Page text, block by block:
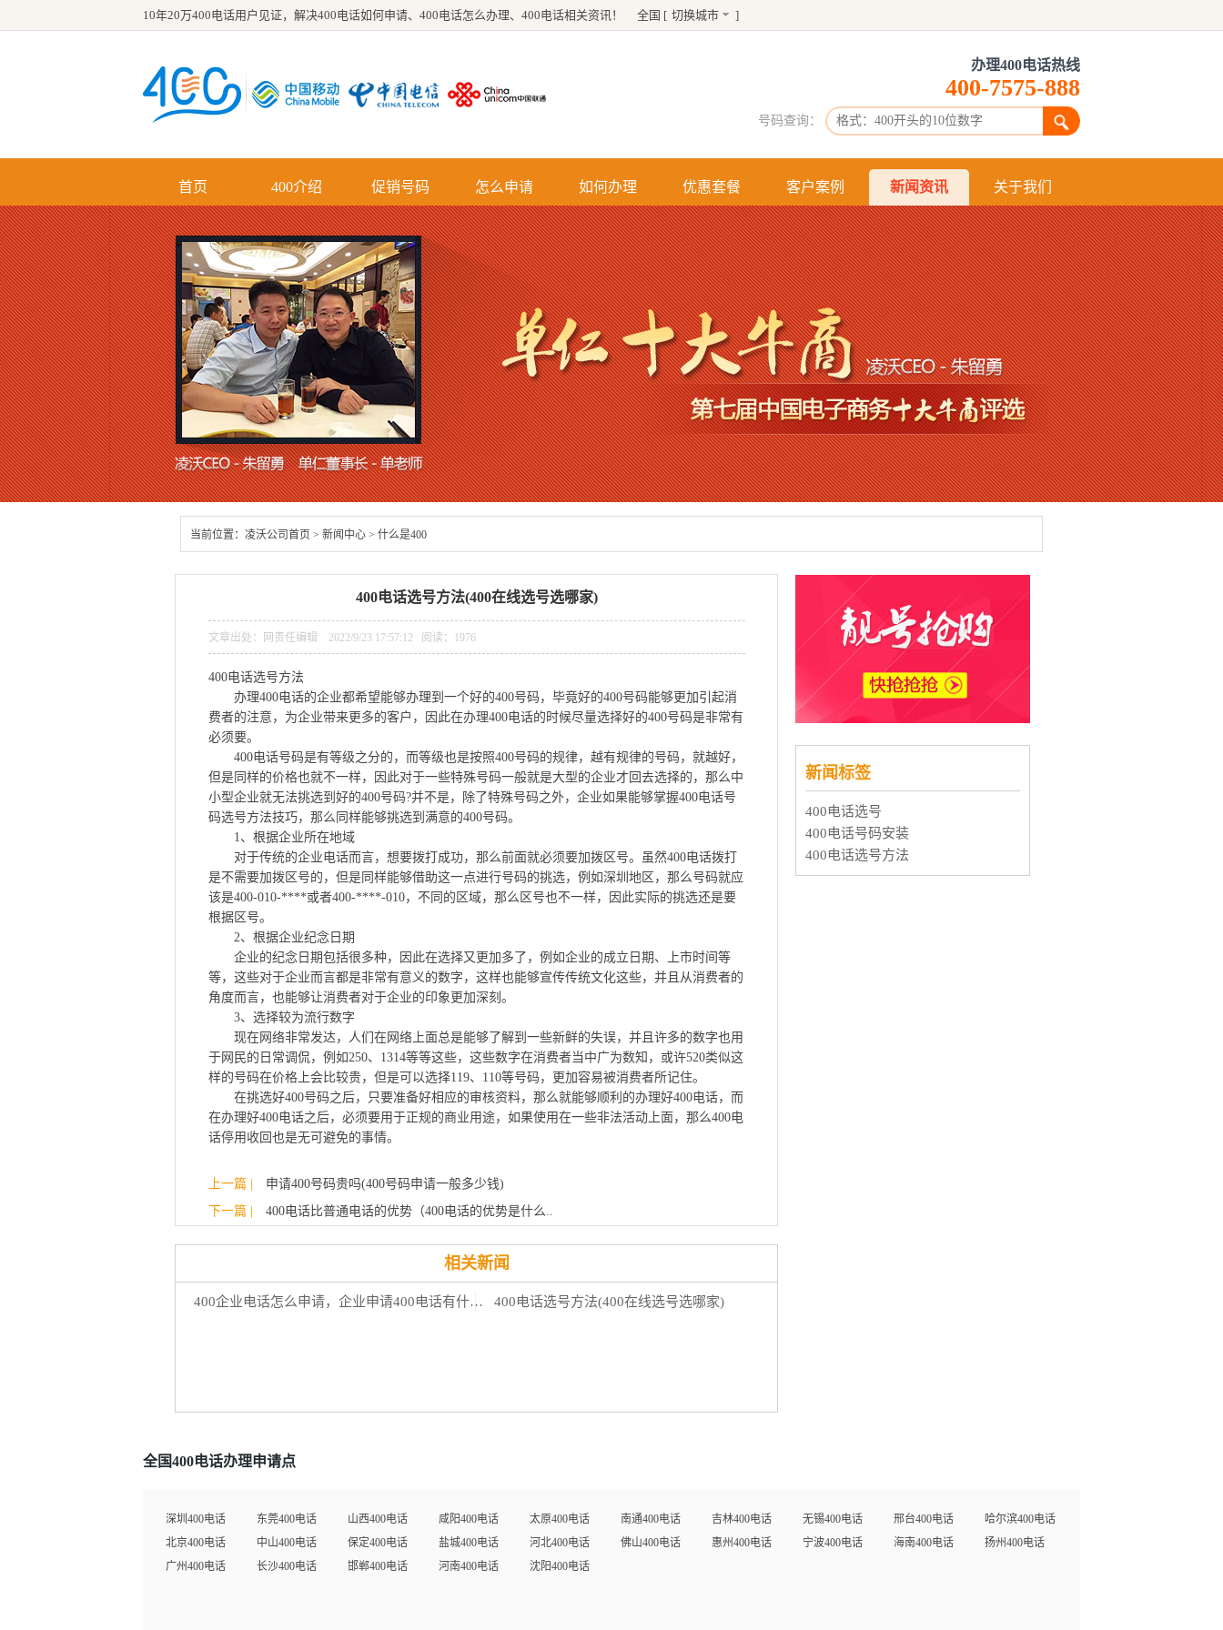
10年20万400电话用户见证，解决400电话如何申请、 400电话怎么办理、 400电话相关资讯！ 全国 [ 切换城市 ]
办理400电话热线
400-7575-888
号码查询：
首页 400介绍
优势
功能
促销号码 怎么申请 如何办理 优惠套餐 客户案例 新闻资讯
什么是400
申请400
办理400
关于我们
当前位置： 凌沃公司首页 > 新闻中心 > 什么是400
400电话选号方法(400在线选号选哪家)
文章出处：网责任编辑 2022/9/23 17:57:12 阅读： 1976
400电话选号方法
办理400电话的企业都希望能够办理到一个好的400号码，毕竟好的400号码能够更加引起消
费者的注意，为企业带来更多的客户，因此在办理400电话的时候尽量选择好的400号码是非常有
必须要。
400电话号码是有等级之分的，而等级也是按照400号码的规律，越有规律的号码，就越好，
但是同样的价格也就不一样，因此对于一些特殊号码一般就是大型的企业才回去选择的，那么中
小型企业就无法挑选到好的400号码?并不是，除了特殊号码之外，企业如果能够掌握400电话号
码选号方法技巧，那么同样能够挑选到满意的400号码。
1、根据企业所在地域
对于传统的企业电话而言，想要拨打成功，那么前面就必须要加拨区号。虽然400电话拨打
是不需要加拨区号的，但是同样能够借助这一点进行号码的挑选，例如深圳地区，那么号码就应
该是400-010-****或者400-****-010，不同的区域，那么区号也不一样，因此实际的挑选还是要
根据区号。
2、根据企业纪念日期
企业的纪念日期包括很多种，因此在选择又更加多了，例如企业的成立日期、上市时间等
等，这些对于企业而言都是非常有意义的数字，这样也能够宣传传统文化这些，并且从消费者的
角度而言，也能够让消费者对于企业的印象更加深刻。
3、选择较为流行数字
现在网络非常发达，人们在网络上面总是能够了解到一些新鲜的失误，并且许多的数字也用
于网民的日常调侃，例如250、1314等等这些，这些数字在消费者当中广为数知，或许520类似这
样的号码在价格上会比较贵，但是可以选择119、110等号码，更加容易被消费者所记住。
在挑选好400号码之后，只要准备好相应的审核资料，那么就能够顺利的办理好400电话，而
在办理好400电话之后，必须要用于正规的商业用途，如果使用在一些非法活动上面，那么400电
话停用收回也是无可避免的事情。
上一篇 |
申请400号码贵吗(400号码申请一般多少钱)
下一篇 |
400电话比普通电话的优势（400电话的优势是什么..
新闻标签
400电话选号
400电话号码安装
400电话选号方法
相关新闻
400企业电话怎么申请，企业申请400电话有什么要求 400电话选号方法(400在线选号选哪家)
全国400电话办理申请点
深圳400电话 东莞400电话 山西400电话 咸阳400电话 太原400电话 南通400电话 吉林400电话 无锡400电话 邢台400电话
哈尔滨400电话
北京400电话
中山400电话 保定400电话 盐城400电话 河北400电话 佛山400电话 惠州400电话 宁波400电话 海南400电话
扬州400电话
广州400电话
长沙400电话 邯郸400电话 河南400电话 沈阳400电话